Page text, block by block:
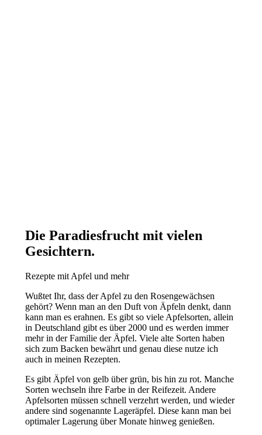
Die Paradiesfrucht mit vielen
Gesichtern.
Rezepte mit Apfel und mehr
Wußtet Ihr, dass der Apfel zu den Rosengewächsen
gehört? Wenn man an den Duft von Äpfeln denkt, dann
kann man es erahnen. Es gibt so viele Apfelsorten, allein
in Deutschland gibt es über 2000 und es werden immer
mehr in der Familie der Äpfel. Viele alte Sorten haben
sich zum Backen bewährt und genau diese nutze ich
auch in meinen Rezepten.
Es gibt Äpfel von gelb über grün, bis hin zu rot. Manche
Sorten wechseln ihre Farbe in der Reifezeit. Andere
Apfelsorten müssen schnell verzehrt werden, und wieder
andere sind sogenannte Lageräpfel. Diese kann man bei
optimaler Lagerung über Monate hinweg genießen.